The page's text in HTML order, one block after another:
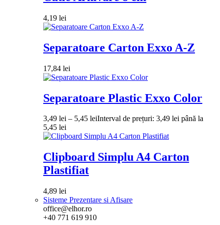
4,19 lei
Separatoare Carton Exxo A-Z
17,84 lei
Separatoare Plastic Exxo Color
3,49 lei – 5,45 leiInterval de prețuri: 3,49 lei până la
5,45 lei
Clipboard Simplu A4 Carton
Plastifiat
4,89 lei
Sisteme Prezentare si Afisare
office@elhor.ro
+40 771 619 910